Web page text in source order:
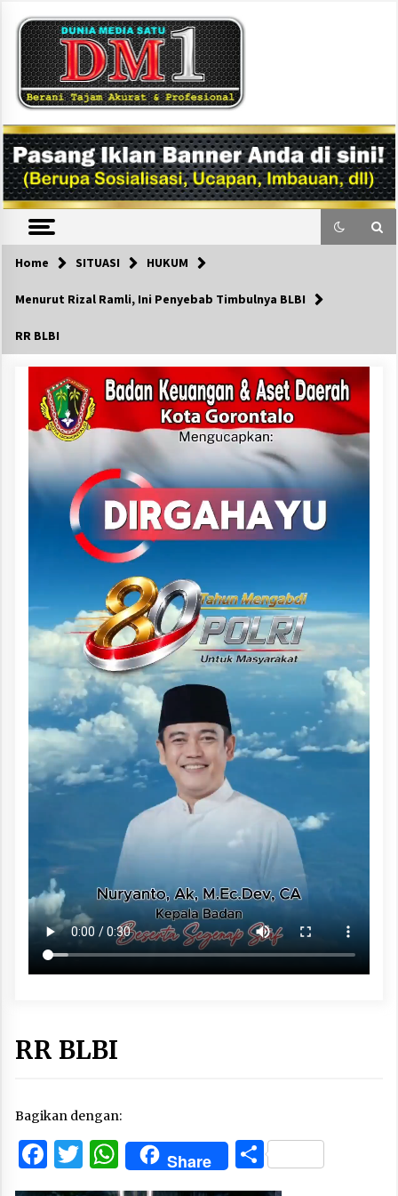
content
DM1
Home SITUASI HUKUM
Menurut Rizal Ramli, Ini Penyebab Timbulnya BLBI
RR BLBI
RR BLBI
Bagikan dengan:
Facebook
Twitter
WhatsApp
Share Share